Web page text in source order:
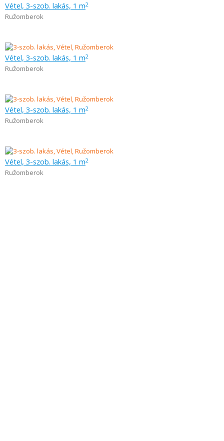
Vétel, 3-szob. lakás, 1 m2
Ružomberok
Vétel, 3-szob. lakás, 1 m2
Ružomberok
Vétel, 3-szob. lakás, 1 m2
Ružomberok
Vétel, 3-szob. lakás, 1 m2
Ružomberok